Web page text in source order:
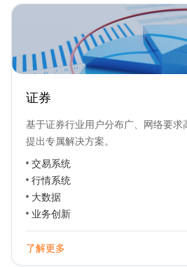
证券
基于证券行业用户分布广、网络要求
提出专属解决方案。
交易系统
行情系统
大数据
业务创新
了解更多